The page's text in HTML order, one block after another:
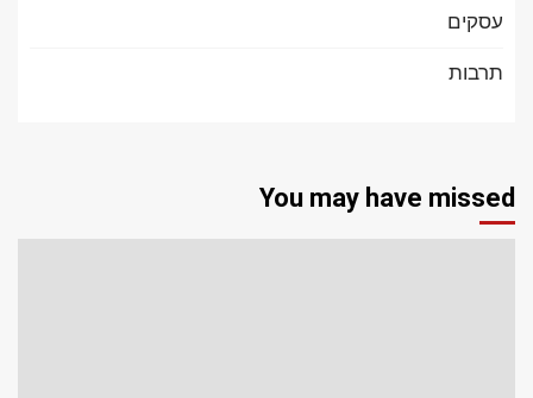
עסקים
תרבות
You may have missed